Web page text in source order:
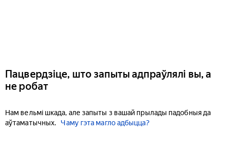
Пацвердзіце, што запыты адпраўлялі вы, а
не робат
Нам вельмі шкада, але запыты з вашай прылады падобныя да
аўтаматычных.
Чаму гэта магло адбыцца?